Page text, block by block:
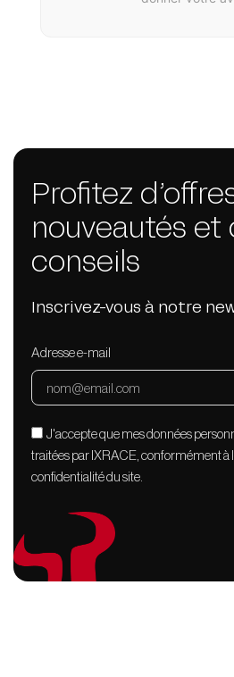
Profitez
nouveautés et
conseils
Inscrivez-vous à notre
Adresse e-mail
J'accepte que mes données
traitées par IXRACE, conformément à
confidentialité du site.